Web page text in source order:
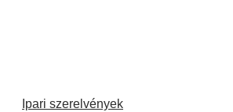
Ipari szerelvények